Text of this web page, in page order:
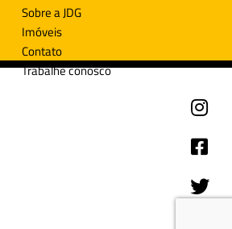
Sobre a JDG
Imóveis
Contato
Trabalhe conosco